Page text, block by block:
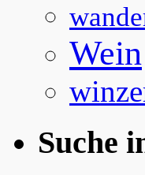
Wein
Suche